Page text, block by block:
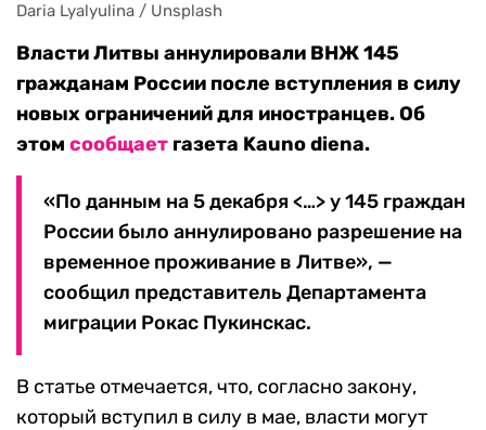
Daria Lyalyulina / Unsplash
Власти Литвы аннулировали ВНЖ 145
гражданам России после вступления в силу
новых ограничений для иностранцев. Об
этом сообщает газета Kauno diena.
«По данным на 5 декабря <…> у 145 граждан
России было аннулировано разрешение на
временное проживание в Литве», —
сообщил представитель Департамента
миграции Рокас Пукинскас.
В статье отмечается, что, согласно закону,
который вступил в силу в мае, власти могут